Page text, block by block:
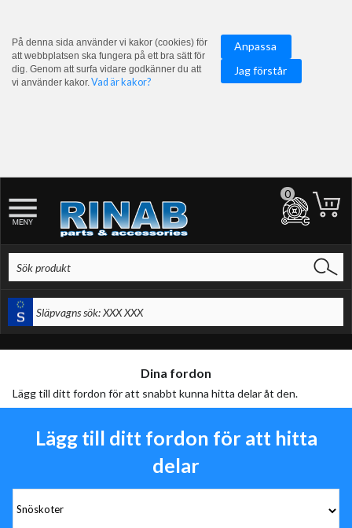
På denna sida använder vi kakor (cookies) för
att webbplatsen ska fungera på ett bra sätt för
dig. Genom att surfa vidare godkänner du att
vi använder kakor.Vad är kakor?
Anpassa
Jag förstår
0
Dina fordon
Lägg till ditt fordon för att snabbt kunna hitta delar åt den.
Lägg till ditt fordon för att hitta
delar